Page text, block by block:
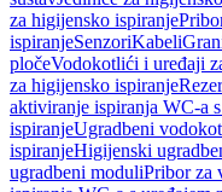
za higijensko ispiranje
ispiranjeSenzoriKabeli
pločeVodokotlići i uređaji
za higijensko ispiranje
aktiviranje ispiranja WC-a
ispiranjeUgradbeni
ispiranjeHigijenski
ugradbeni moduliPribor za